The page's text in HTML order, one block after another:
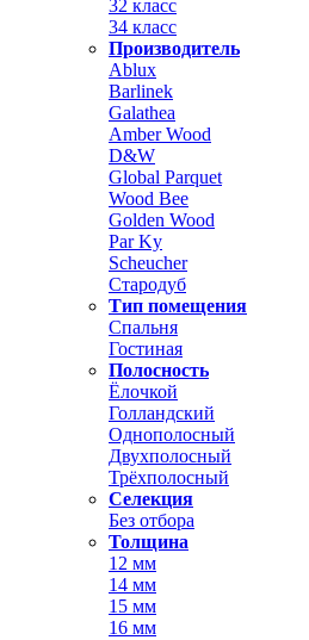
32 класс
34 класс
Производитель
Ablux
Barlinek
Galathea
Amber Wood
D&W
Global Parquet
Wood Bee
Golden Wood
Par Ky
Scheucher
Стародуб
Тип помещения
Спальня
Гостиная
Полосность
Ёлочкой
Голландский
Однополосный
Двухполосный
Трёхполосный
Селекция
Без отбора
Толщина
12 мм
14 мм
15 мм
16 мм